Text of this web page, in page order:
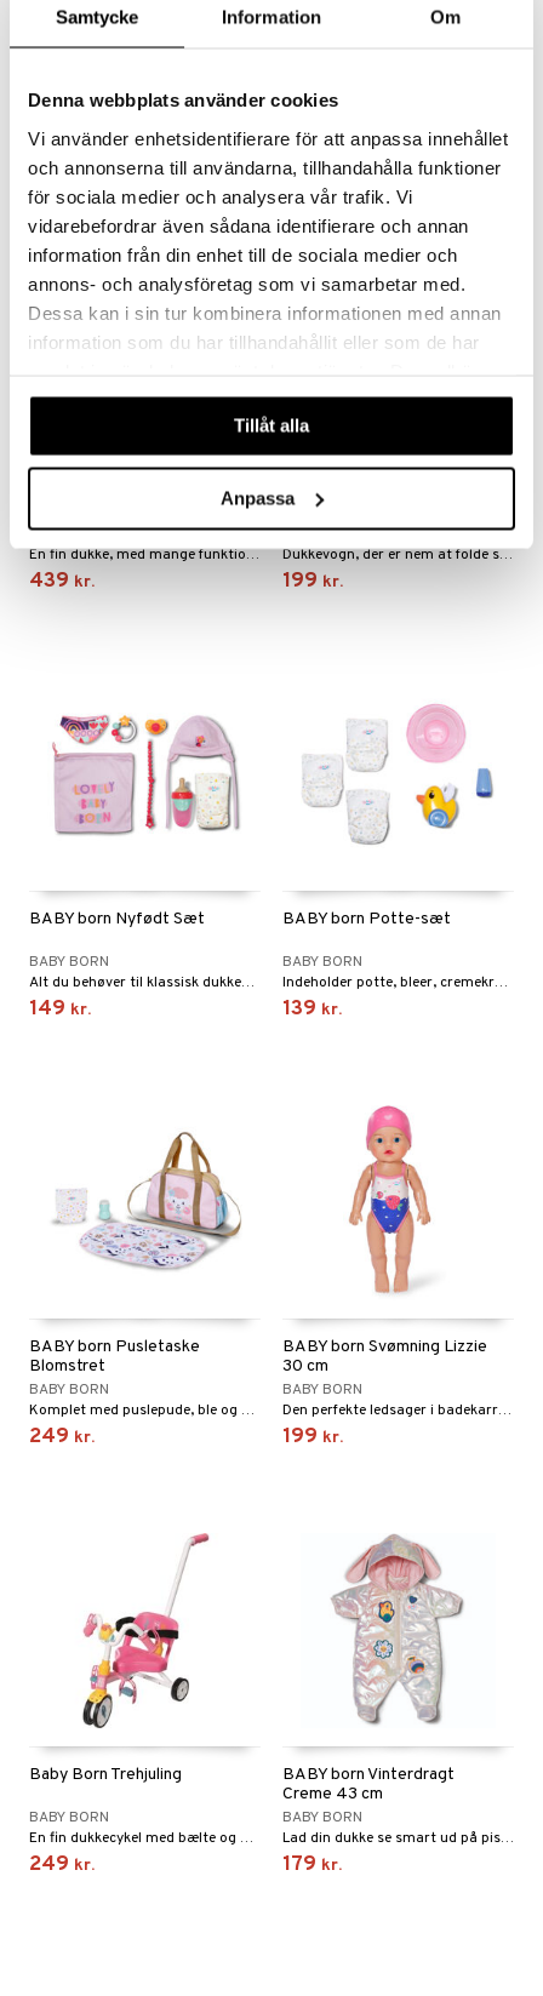
Samtycke Information Om
Denna webbplats använder cookies
Vi använder enhetsidentifierare för att anpassa innehållet
och annonserna till användarna, tillhandahålla funktioner
för sociala medier och analysera vår trafik. Vi
vidarebefordrar även sådana identifierare och annan
information från din enhet till de sociala medier och
annons- och analysföretag som vi samarbetar med.
Dessa kan i sin tur kombinera informationen med annan
information som du har tillhandahållit eller som de har
våra cookies vid fortsatt användande av vår webbplats.
Tillåt alla
Anpassa
BABY BORN
249
BABY BORN
99
BABY BORN
En fin dukke, med mange funktioner, at tage sig af.
439 kr.
BABY born Klapvogn
BABY BORN
Dukkevogn, der er nem at folde sammen og opbevare.
199 kr.
BABY born Nyfødt Sæt
BABY BORN
Alt du behøver til klassisk dukkepasning.
149 kr.
BABY born Potte-sæt
BABY BORN
Indeholder potte, bleer, cremekrukke og papirbeholder.
139 kr.
BABY born Pusletaske
Blomstret
BABY BORN
Komplet med puslepude, ble og pudderæske.
249 kr.
BABY born Svømning Lizzie
30 cm
BABY BORN
Den perfekte ledsager i badekarret!
199 kr.
Baby Born Trehjuling
BABY BORN
En fin dukkecykel med bælte og horn.
249 kr.
BABY born Vinterdragt
Creme 43 cm
BABY BORN
Lad din dukke se smart ud på pisten!
179 kr.